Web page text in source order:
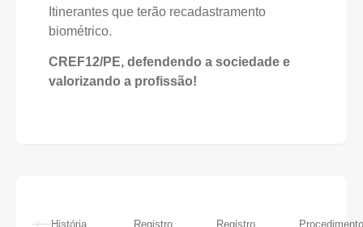
Itinerantes que terão recadastramento
biométrico.
CREF12/PE, defendendo a sociedade e
valorizando a profissão!
História
Registro
Registro